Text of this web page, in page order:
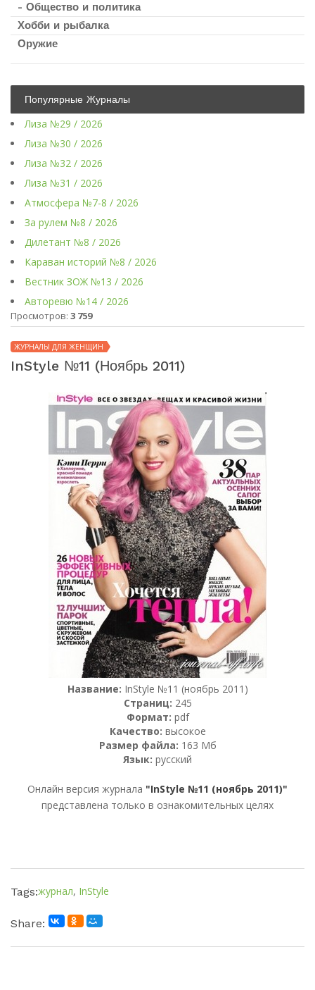
- Общество и политика
Хобби и рыбалка
Оружие
Популярные Журналы
Лиза №29 / 2026
Лиза №30 / 2026
Лиза №32 / 2026
Лиза №31 / 2026
Атмосфера №7-8 / 2026
За рулем №8 / 2026
Дилетант №8 / 2026
Караван историй №8 / 2026
Вестник ЗОЖ №13 / 2026
Авторевю №14 / 2026
Просмотров: 3 759
ЖУРНАЛЫ ДЛЯ ЖЕНЩИН
InStyle №11 (ноябрь 2011)
Название: InStyle №11 (ноябрь 2011)
Страниц: 245
Формат: pdf
Качество: высокое
Размер файла: 163 Мб
Язык: русский
Онлайн версия журнала "InStyle №11 (ноябрь 2011)"
представлена только в ознакомительных целях
Tags:журнал, InStyle
Share: